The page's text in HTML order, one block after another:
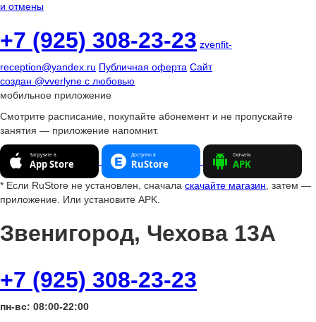
и отмены
+7 (925) 308-23-23 zvenfit-
reception@yandex.ru Публичная оферта Сайт
создан @vverlyne с любовью
мобильное приложение
Смотрите расписание, покупайте абонемент и не пропускайте
занятия — приложение напомнит.
* Если RuStore не установлен, сначала скачайте магазин , затем —
приложение. Или установите APK.
Звенигород, Чехова 13А
+7 (925) 308-23-23
пн-вс: 08:00-22:00